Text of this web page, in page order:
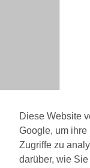
Diese Website
Google, um
Zugriffe zu
darüber, wie